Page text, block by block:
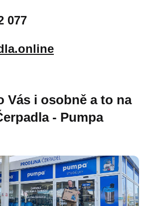
077
Vás i osobně a to na
- Pumpa